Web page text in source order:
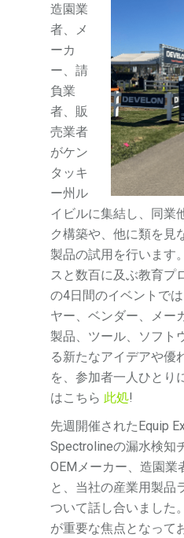
造園業
者、メ
ーカ
ー、請
負業
者、販
売業者
がケン
タッキ
ー州ル
イビルに集結し、同業
ク構築や、他に類を見
製品の試用を行います
スと数百に及ぶ教育プ
の4日間のイベントで
ヤー、ベンダー、メー
製品、ツール、ソフト
る新たなアイデアや優
を、参加者一人ひとり
はこちら 此処!
先週開催されたEquip
Spectrolineの漏水検知
OEMメーカー、造園業
と、当社の産業用製品
ついて話し合いました
が重要な焦点となって